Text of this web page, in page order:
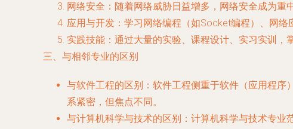
网络安全 ：随着网络威胁日益增多，网络安全成为
应用与开发 ：学习网络编程（如Socket编程）、网
实践技能 ：通过大量的实验、课程设计、实习实训
三、与相邻专业的区别
与软件工程的区别 ：软件工程侧重于软件（应用程
系紧密，但焦点不同。
与计算机科学与技术的区别 ：计算机科学与技术专